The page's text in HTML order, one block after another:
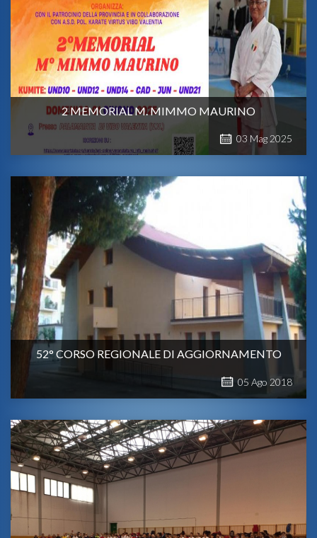
2 MEMORIAL M. MIMMO MAURINO
03 Mag 2025
52° CORSO REGIONALE DI AGGIORNAMENTO
05 Ago 2018